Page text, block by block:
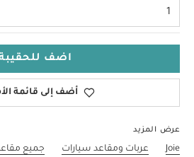
1
اضف
أضف إلى قائمة
عرض المزيد
Joie عربات ومقاعد سيارات
جميع